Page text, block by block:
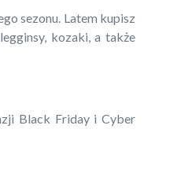
sezonu. Latem kupisz
kozaki, a także
Black Friday i Cyber